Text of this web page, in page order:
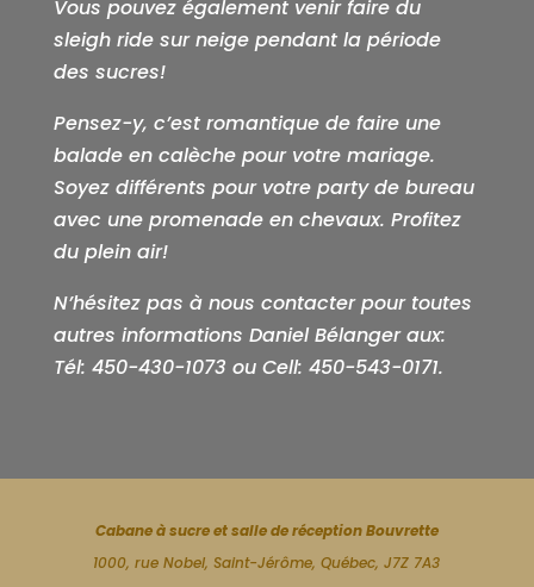
Vous pouvez également venir faire du
sleigh ride sur neige pendant la période
des sucres!
Pensez-y, c’est romantique de faire une
balade en calèche pour votre mariage.
Soyez différents pour votre party de bureau
avec une promenade en chevaux. Profitez
du plein air!
N’hésitez pas à nous contacter pour toutes
autres informations Daniel Bélanger aux:
Tél: 450-430-1073 ou Cell: 450-543-0171.
Cabane à sucre et salle de réception Bouvrette
1000, rue Nobel, Saint-Jérôme, Québec, J7Z 7A3